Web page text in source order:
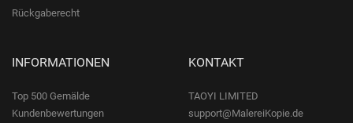
Rückgaberecht
INFORMATIONEN
Top 500 Gemälde
Kundenbewertungen
KONTAKT
TAOYI LIMITED
support@MalereiKopie.de